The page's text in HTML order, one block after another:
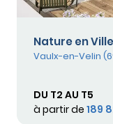
Nature en
Vaulx-en-Velin
DU T2 AU T5
à partir de 189